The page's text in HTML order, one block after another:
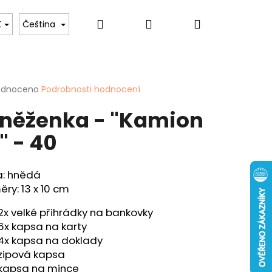
Pro ženy Hobby & Záliby
Čeština Hledat PřihlášeníNákupní
Podrobnosti hodnocení
- "Kamion
- 40
hnědá
13 x 10 cm
velké přihrádky na bankovky
kapsa na karty
kapsa na doklady
kapsa
na mince